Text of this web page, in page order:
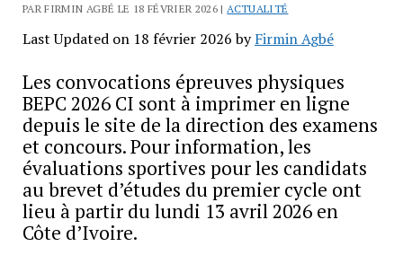
PAR FIRMIN AGBÉ LE 18 FÉVRIER 2026 | ACTUALITÉ
Last Updated on 18 février 2026 byFirmin Agbé
Les convocations épreuves physiques
BEPC 2026 CI sont à imprimer en ligne
depuis le site de la direction des examens
et concours. Pour information, les
évaluations sportives pour les candidats
au brevet d’études du premier cycle ont
lieu à partir du lundi 13 avril 2026 en
Côte d’Ivoire.